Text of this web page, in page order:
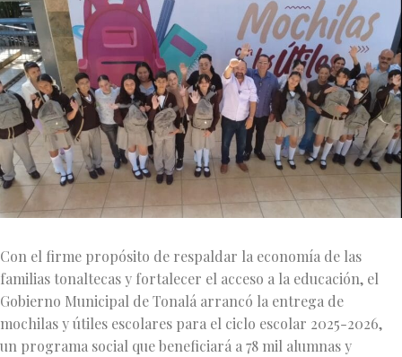
Con el firme propósito de respaldar la economía de las
familias tonaltecas y fortalecer el acceso a la educación, el
Gobierno Municipal de Tonalá arrancó la entrega de
mochilas y útiles escolares para el ciclo escolar 2025-2026,
un programa social que beneficiará a 78 mil alumnas y